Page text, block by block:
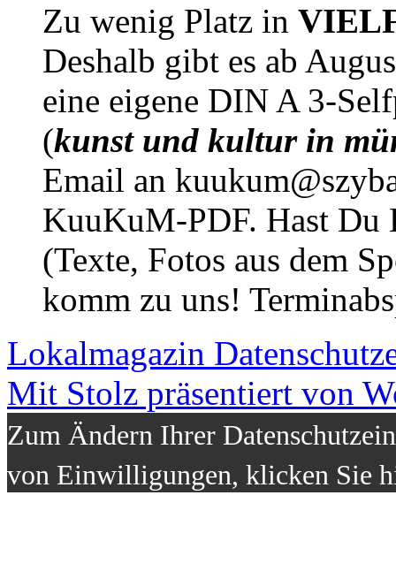
Zu wenig Platz in
Deshalb gibt es ab
eine eigene DIN A 3-
(kunst und kultur in
Email an
KuuKuM-PDF. Hast Du
(Texte, Fotos aus dem
komm zu uns!
Lokalmagazin
Mit Stolz präsentiert von
Zum Ändern Ihrer
von Einwilligungen, klicken Sie